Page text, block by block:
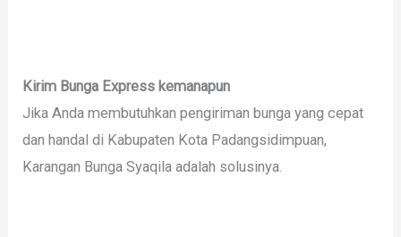
Kirim Bunga Express kemanapun
Jika Anda membutuhkan pengiriman bunga yang cepat
dan handal di Kabupaten Kota Padangsidimpuan,
Karangan Bunga Syaqila adalah solusinya.